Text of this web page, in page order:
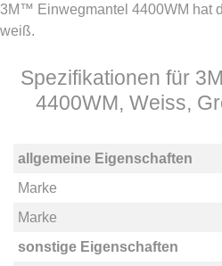
3M™ Einwegmantel 4400WM hat
weiß.
Spezifikationen für
4400WM, Weiss,
allgemeine Eigenschaften
Marke
Marke
sonstige Eigenschaften